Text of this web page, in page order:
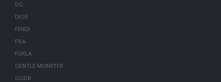
DG
DIOR
FENDI
FILA
FURLA
GENTLE MONSTER
GGDB